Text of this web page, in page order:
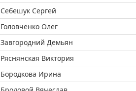
Себешук Сергей
Головченко Олег
Завгородний Демьян
Ряснянская Виктория
Бородкова Ирина